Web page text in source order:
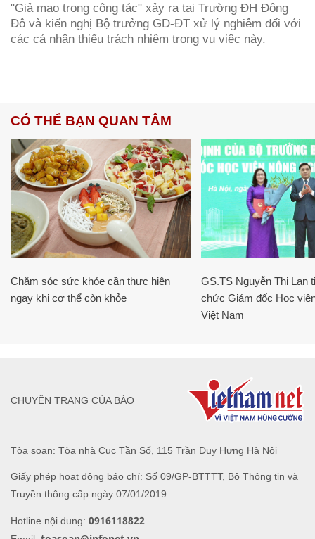
"Giả mạo trong công tác" xảy ra tại Trường ĐH Đông
Đô và kiến nghị Bộ trưởng GD-ĐT xử lý nghiêm đối với
các cá nhân thiếu trách nhiệm trong vụ việc này.
CÓ THỂ BẠN QUAN TÂM
Chăm sóc sức khỏe cần thực hiện
ngay khi cơ thể còn khỏe
GS.TS Nguyễn Thị Lan
chức Giám đốc Học
Việt Nam
Tòa soạn: Tòa nhà Cục Tần Số, 115 Trần Duy Hưng Hà Nội
Giấy phép hoạt động báo chí: Số 09/GP-BTTTT, Bộ Thông tin và
Truyền thông cấp ngày 07/01/2019.
Hotline nội dung: 0916118822
CHUYÊN TRANG CỦA BÁO